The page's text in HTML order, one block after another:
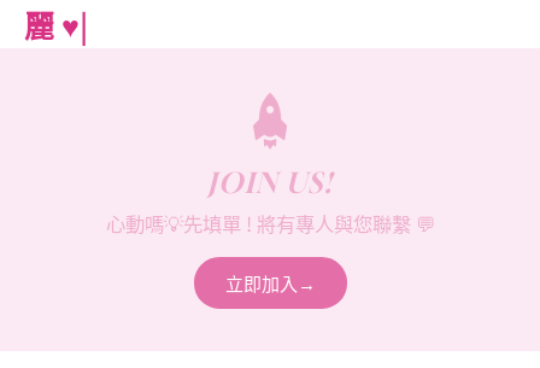
JOIN US!
心動嗎💡先填單 ! 將有專人與您聯繫 💬
立即加入→